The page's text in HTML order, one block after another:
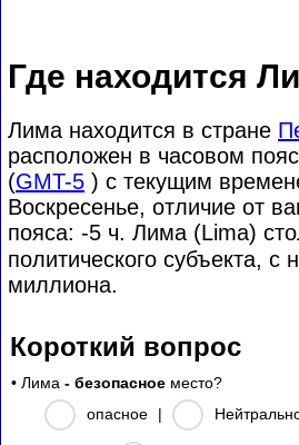
Где находится
Лима находится в стране
расположен в часовом
(GMT-5 ) с текущим
Воскресенье, отличие от
пояса: -5 ч. Лима (Lima)
политического субъекта, с
миллиона.
Короткий вопрос
• Лима - безопасное место?
опасное
|